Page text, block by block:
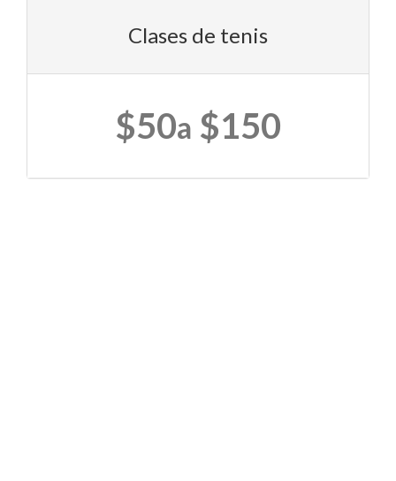
Clases de tenis
$50a $150